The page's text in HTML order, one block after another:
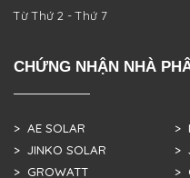
Từ Thứ 2 - Thứ 7
CHỨNG NHẬN NHÀ
> AE SOLAR
> JINKO SOLAR
> GROWATT
>
>
>